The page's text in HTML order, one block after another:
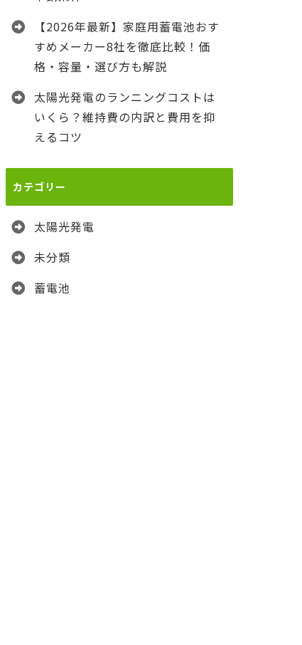
【2026年最新】家庭用蓄電池おす
すめメーカー8社を徹底比較！価
格・容量・選び方も解説
太陽光発電のランニングコストは
いくら？維持費の内訳と費用を抑
えるコツ
カテゴリー
太陽光発電
未分類
蓄電池